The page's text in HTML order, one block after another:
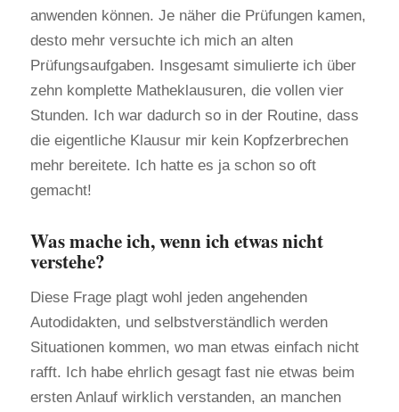
anwenden können. Je näher die Prüfungen kamen,
desto mehr versuchte ich mich an alten
Prüfungsaufgaben. Insgesamt simulierte ich über
zehn komplette Matheklausuren, die vollen vier
Stunden. Ich war dadurch so in der Routine, dass
die eigentliche Klausur mir kein Kopfzerbrechen
mehr bereitete. Ich hatte es ja schon so oft
gemacht!
Was mache ich, wenn ich etwas nicht
verstehe?
Diese Frage plagt wohl jeden angehenden
Autodidakten, und selbstverständlich werden
Situationen kommen, wo man etwas einfach nicht
rafft. Ich habe ehrlich gesagt fast nie etwas beim
ersten Anlauf wirklich verstanden, an manchen